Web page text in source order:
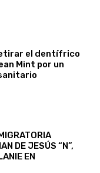
el dentífrico
Mint por un
DE JESÚS “N”,
EN